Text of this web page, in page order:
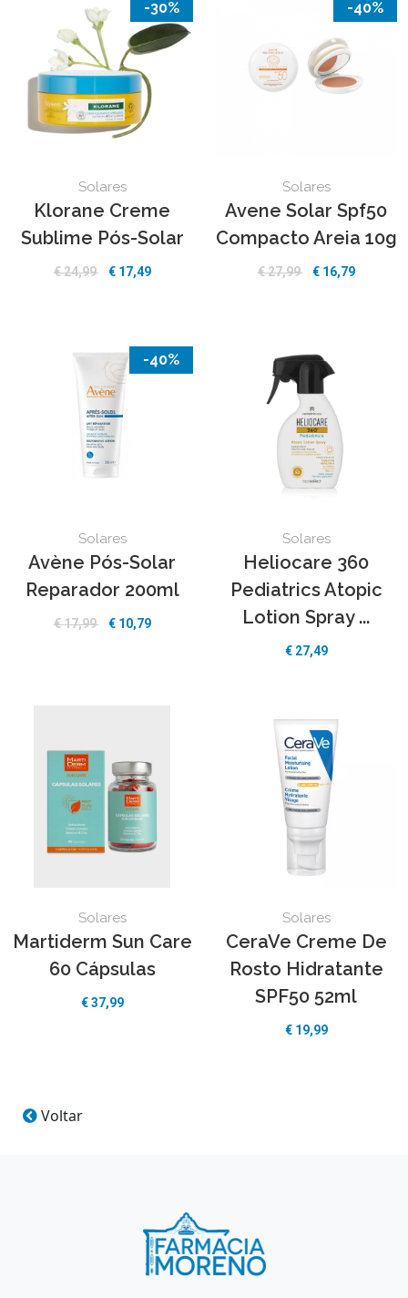
-30%
Solares
Klorane Creme
Sublime Pós-Solar
€24,99 € 17,49
-40%
Solares
Avene Solar Spf50
Compacto Areia 10g
€27,99 € 16,79
-40%
Solares
Avène Pós-Solar
Reparador 200ml
€17,99 € 10,79
Solares
Heliocare 360
Pediatrics Atopic
Lotion Spray ...
€ 27,49
Solares
Martiderm Sun Care
60 Cápsulas
€37,99
Solares
CeraVe Creme De
Rosto Hidratante
SPF50 52ml
€ 19,99
Voltar